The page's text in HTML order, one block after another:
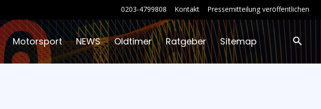
0203-4799808 Kontakt Pressemitteilung veröffentlichen
Motorsport NEWS Oldtimer Ratgeber Sitemap